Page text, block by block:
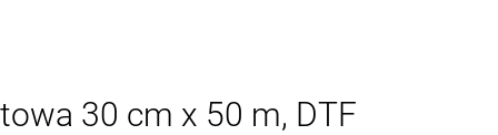
30 cm x 50 m, DTF